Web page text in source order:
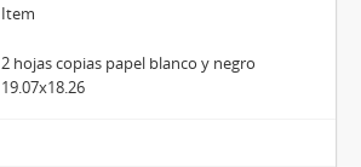
Item
2 hojas copias papel blanco y negro
19.07x18.26